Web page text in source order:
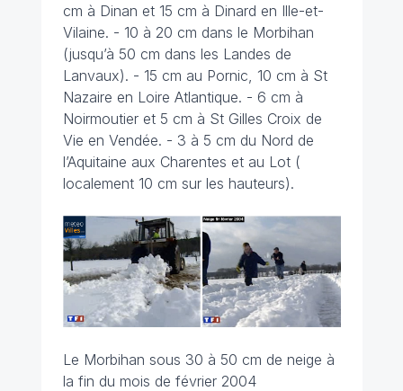
cm à Dinan et 15 cm à Dinard en Ille-et-
Vilaine. - 10 à 20 cm dans le Morbihan
(jusqu’à 50 cm dans les Landes de
Lanvaux). - 15 cm au Pornic, 10 cm à St
Nazaire en Loire Atlantique. - 6 cm à
Noirmoutier et 5 cm à St Gilles Croix de
Vie en Vendée. - 3 à 5 cm du Nord de
l’Aquitaine aux Charentes et au Lot (
localement 10 cm sur les hauteurs).
Le Morbihan sous 30 à 50 cm de neige à
la fin du mois de février 2004